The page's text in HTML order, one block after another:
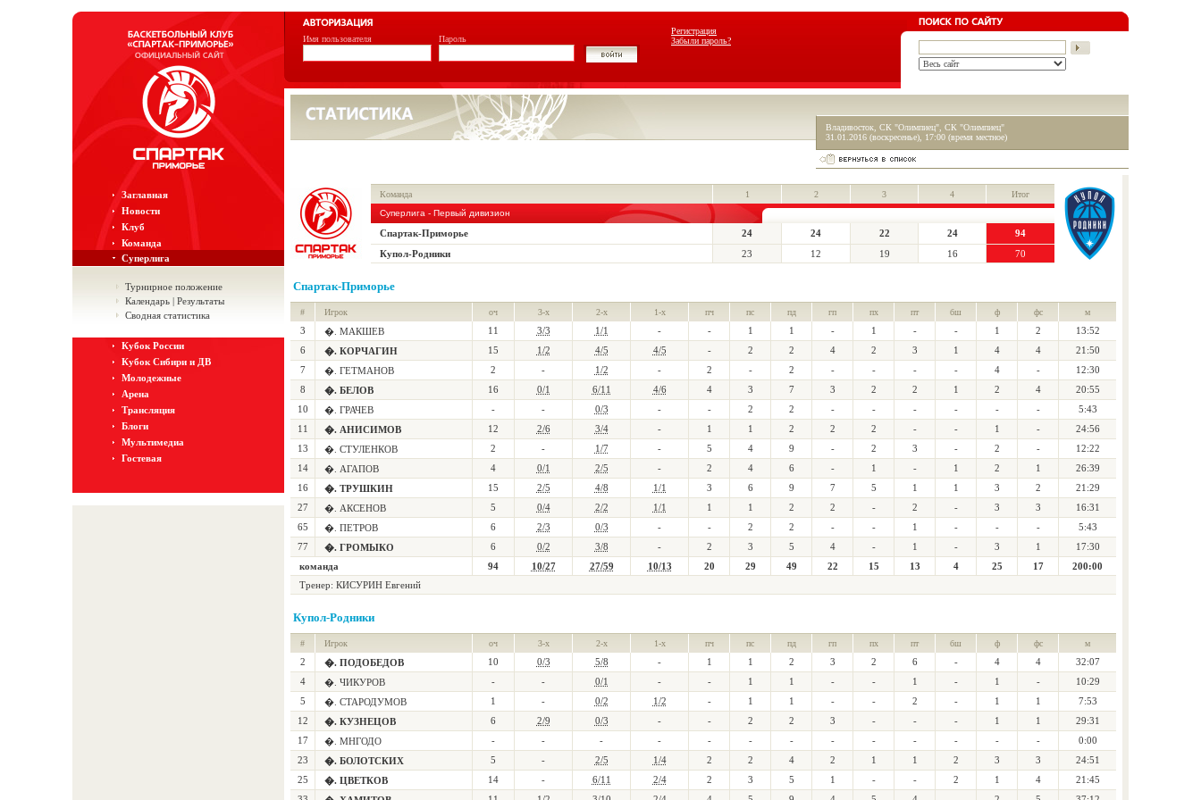
Регистрация
Забыли пароль?
Имя пользователя Пароль
Заглавная
Новости
Клуб
Команда
Суперлига
Турнирное положение
Календарь | Результаты
Сводная статистика
Кубок России
Кубок Сибири и ДВ
Молодежные
Арена
Трансляция
Блоги
Мультимедиа
Гостевая
Владивосток, СК "Олимпиец", СК "Олимпиец"
31.01.2016 (воскресенье), 17:00 (время местное)
Команда 1 2 3 4
Итог
Суперлига - Первый дивизион
Спартак-Приморье 24 24 22 24
94
Купол-Родники
23 12 19 16 70
Спартак-Приморье
# Игрок оч 3-х 2-х 1-х пч пс пд гп пх пт бш ф фс м
3 �. МАКШЕВ 11 3/3 1/1 - - 1 1 - 1 - - 1 2
13:52
6
�. КОРЧАГИН 15 1/2 4/5 4/5 - 2 2 4 2 3 1 4 4
21:50
7
�. ГЕТМАНОВ 2 - 1/2 - 2 - 2 - - - - 4 -
12:30
8
�. БЕЛОВ 16 0/1 6/11 4/6 4 3 7 3 2 2 1 2 4
20:55
10
�. ГРАЧЕВ - - 0/3 - - 2 2 - - - - - -
5:43
11
�. АНИСИМОВ 12 2/6 3/4 - 1 1 2 2 2 - - 1 -
24:56
13
�. СТУЛЕНКОВ 2 - 1/7 - 5 4 9 - 2 3 - 2 -
12:22
14
�. АГАПОВ 4 0/1 2/5 - 2 4 6 - 1 - 1 2 1
26:39
16
�. ТРУШКИН 15 2/5 4/8 1/1 3 6 9 7 5 1 1 3 2
21:29
27
�. АКСЕНОВ 5 0/4 2/2 1/1 1 1 2 2 - 2 - 3 3
16:31
65
�. ПЕТРОВ 6 2/3 0/3 - - 2 2 - - 1 - - -
5:43
77
�. ГРОМЫКО 6 0/2 3/8 - 2 3 5 4 - 1 - 3 1
17:30
команда
94 10/27 27/59 10/13 20 29 49 22 15 13 4 25 17
200:00
Тренер: КИСУРИН Евгений
Купол-Родники
# Игрок оч 3-х 2-х 1-х пч пс пд гп пх пт бш ф фс м
2 �. ПОДОБЕДОВ 10 0/3 5/8 - 1 1 2 3 2 6 - 4 4
32:07
4
�. ЧИКУРОВ - - 0/1 - - 1 1 - - 1 - 1 -
10:29
5
�. СТАРОДУМОВ 1 - 0/2 1/2 - 1 1 - - 2 - 1 1
7:53
12
�. КУЗНЕЦОВ 6 2/9 0/3 - - 2 2 3 - - - 1 1
29:31
17
�. МНГОДО - - - - - - - - - - - - -
0:00
23
�. БОЛОТСКИХ 5 - 2/5 1/4 2 2 4 2 1 1 2 3 3
24:51
25
�. ЦВЕТКОВ 14 - 6/11 2/4 2 3 5 1 - - 2 1 4
21:45